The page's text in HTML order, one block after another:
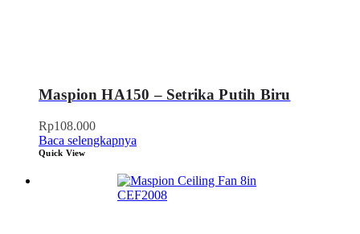
Maspion HA150 – Setrika Putih Biru
Rp108.000
Baca selengkapnya
Quick View